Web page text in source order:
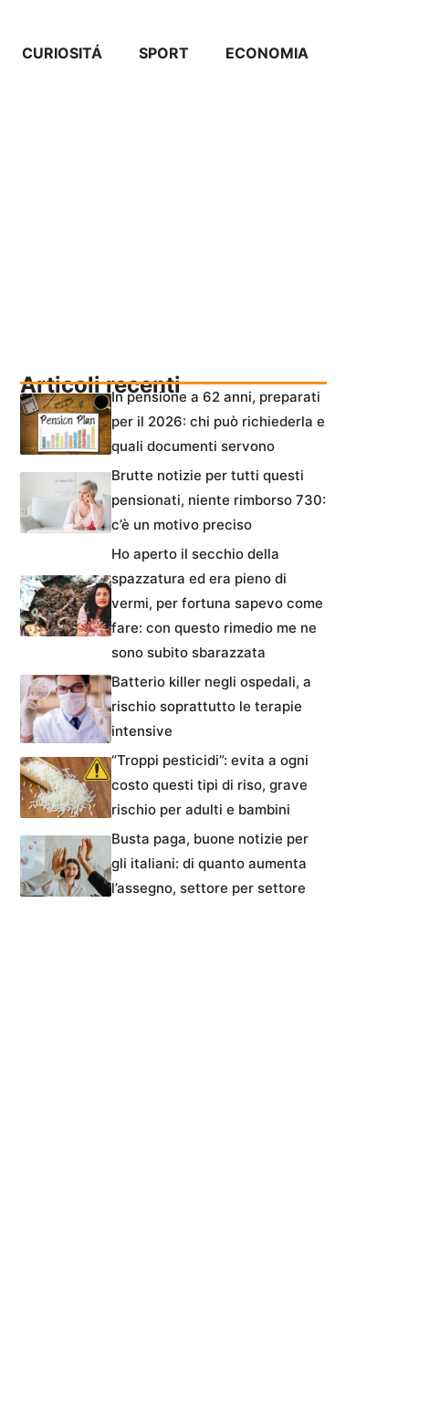
CURIOSITÁ SPORT ECONOMIA
Articoli recentiIn pensione a 62 anni, preparati
per il 2026: chi può richiederla e
quali documenti servono
Brutte notizie per tutti questi
pensionati, niente rimborso 730:
c’è un motivo preciso
Ho aperto il secchio della
spazzatura ed era pieno di
vermi, per fortuna sapevo come
fare: con questo rimedio me ne
sono subito sbarazzata
Batterio killer negli ospedali, a
rischio soprattutto le terapie
intensive
“Troppi pesticidi”: evita a ogni
costo questi tipi di riso, grave
rischio per adulti e bambini
Busta paga, buone notizie per
gli italiani: di quanto aumenta
l’assegno, settore per settore